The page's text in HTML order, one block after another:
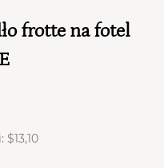
frotte na fotel
$13,10